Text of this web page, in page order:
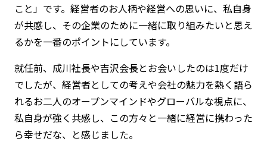
こと」です。経営者のお人柄や経営への思いに、私自身
が共感し、その企業のために一緒に取り組みたいと思え
るかを一番のポイントにしています。
就任前、成川社長や吉沢会長とお会いしたのは1度だけ
でしたが、経営者としての考えや会社の魅力を熱く語ら
れるお二人のオープンマインドやグローバルな視点に、
私自身が強く共感し、この方々と一緒に経営に携わった
ら幸せだな、と感じました。